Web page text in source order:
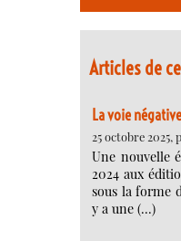
Articles de
La voie négative
25 octobre 2025,
Une nouvelle
2024 aux
sous la forme
y a une (…)